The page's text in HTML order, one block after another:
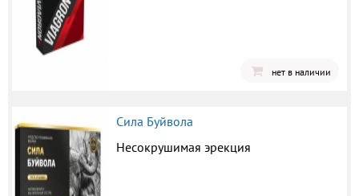
нет в наличии
Сила Буйвола
Несокрушимая эрекция